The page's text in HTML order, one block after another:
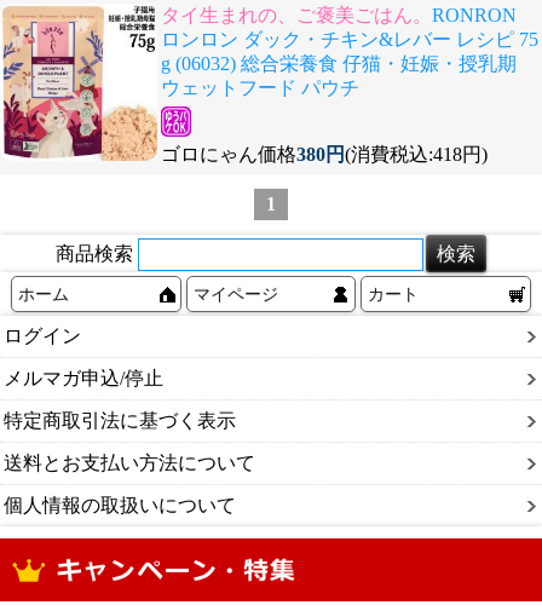
タイ生まれの、ご褒美ごはん。 RONRON
ロンロン ダック・チキン&レバー レシピ 75
g (06032) 総合栄養食 仔猫・妊娠・授乳期
ウェットフード パウチ
ゴロにゃん価格380円(消費税込:418円)
1
商品検索
ホーム マイページ カート
ログイン
メルマガ申込/停止
特定商取引法に基づく表示
送料とお支払い方法について
個人情報の取扱いについて